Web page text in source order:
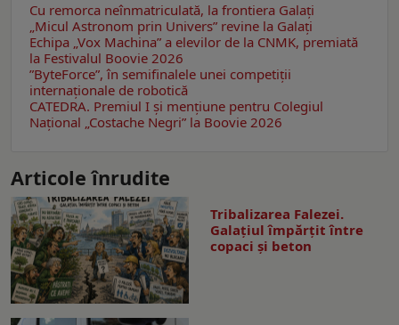
Cu remorca neînmatriculată, la frontiera Galați
„Micul Astronom prin Univers” revine la Galați
Echipa „Vox Machina” a elevilor de la CNMK, premiată
la Festivalul Boovie 2026
”ByteForce”, în semifinalele unei competiții
internaționale de robotică
CATEDRA. Premiul I și mențiune pentru Colegiul
Național „Costache Negri” la Boovie 2026
Articole înrudite
Tribalizarea Falezei.
Galațiul împărțit între
copaci și beton